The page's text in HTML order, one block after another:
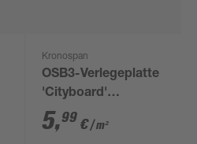
Kronospan
OSB3-Verlegeplatte
'Cityboard'
ungeschliffen 1690 x
634 x 12 mm
5,99 €/ m²